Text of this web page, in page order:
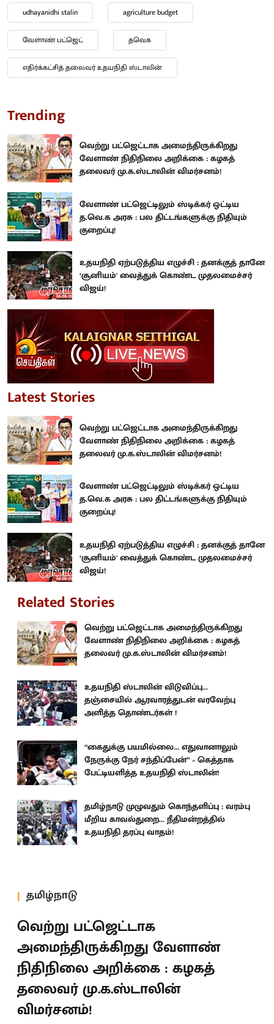
udhayanidhi stalin agriculture budget
வேளாண் பட்ஜெட் தவெக
எதிர்க்கட்சித் தலைவர் உதயநிதி ஸ்டாலின்
Trending
வெற்று பட்ஜெட்டாக அமைந்திருக்கிறது
வேளாண் நிதிநிலை அறிக்கை : கழகத்
தலைவர் மு.க.ஸ்டாலின் விமர்சனம்!
வேளாண் பட்ஜெட்டிலும் ஸ்டிக்கர் ஒட்டிய
த.வெ.க அரசு : பல திட்டங்களுக்கு நிதியும்
குறைப்பு!
உதயநிதி ஏற்படுத்திய எழுச்சி : தனக்குத் தானே
‘சூனியம்' வைத்துக் கொண்ட முதலமைச்சர்
விஜய்!
Latest Stories
வெற்று பட்ஜெட்டாக அமைந்திருக்கிறது
வேளாண் நிதிநிலை அறிக்கை : கழகத்
தலைவர் மு.க.ஸ்டாலின் விமர்சனம்!
வேளாண் பட்ஜெட்டிலும் ஸ்டிக்கர் ஒட்டிய
த.வெ.க அரசு : பல திட்டங்களுக்கு நிதியும்
குறைப்பு!
உதயநிதி ஏற்படுத்திய எழுச்சி : தனக்குத் தானே
‘சூனியம்' வைத்துக் கொண்ட முதலமைச்சர்
விஜய்!
Related Stories
வெற்று பட்ஜெட்டாக அமைந்திருக்கிறது
வேளாண் நிதிநிலை அறிக்கை : கழகத்
தலைவர் மு.க.ஸ்டாலின் விமர்சனம்!
உதயநிதி ஸ்டாலின் விடுவிப்பு...
தஞ்சையில் ஆரவாரத்துடன் வரவேற்பு
அளித்த தொண்டர்கள் !
“கைதுக்கு பயமில்லை... எதுவானாலும்
நேருக்கு நேர் சந்திப்பேன்” – கெத்தாக
பேட்டியளித்த உதயநிதி ஸ்டாலின்!
தமிழ்நாடு முழுவதும் கொந்தளிப்பு : வரம்பு
மீறிய காவல்துறை... நீதிமன்றத்தில்
உதயநிதி தரப்பு வாதம்!
தமிழ்நாடு
வெற்று பட்ஜெட்டாக
அமைந்திருக்கிறது வேளாண்
நிதிநிலை அறிக்கை : கழகத்
தலைவர் மு.க.ஸ்டாலின்
விமர்சனம்!